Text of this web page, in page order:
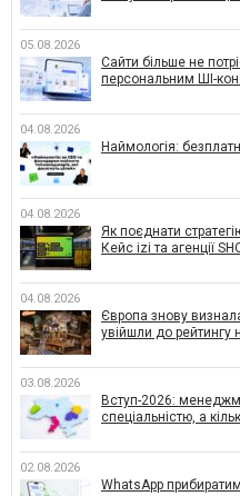
05.08.2026
Сайти більше не
персональним ШІ-
04.08.2026
Наймологія:
04.08.2026
Як поєднати
Кейс izi та агенції
04.08.2026
Європа знову
увійшли до рейтингу
03.08.2026
Вступ-2026:
спеціальністю, а
02.08.2026
WhatsApp